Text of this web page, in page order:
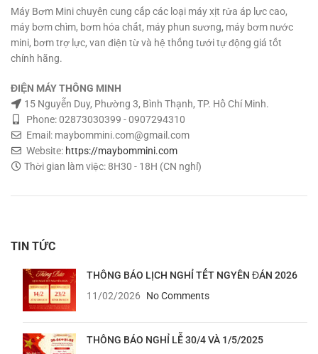
Máy Bơm Mini chuyên cung cấp các loại máy xịt rửa áp lực cao,
máy bơm chìm, bơm hóa chất, máy phun sương, máy bơm nước
mini, bơm trợ lực, van điện từ và hệ thống tưới tự động giá tốt
chính hãng.
ĐIỆN MÁY THÔNG MINH
15 Nguyễn Duy, Phường 3, Bình Thạnh, TP. Hồ Chí Minh.
Phone: 02873030399 - 0907294310
Email: maybommini.com@gmail.com
Website: https://maybommini.com
Thời gian làm việc: 8H30 - 18H (CN nghỉ)
TIN TỨC
THÔNG BÁO LỊCH NGHỈ TẾT NGYÊN ĐÁN 2026
11/02/2026
No Comments
THÔNG BÁO NGHỈ LỄ 30/4 VÀ 1/5/2025